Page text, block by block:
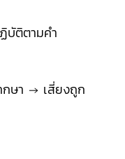
บัติตามคำ
ษา → เสี่ยงถูก